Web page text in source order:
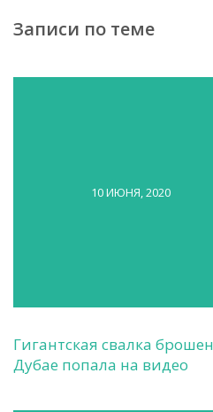
Записи по теме
10 ИЮНЯ, 2020
Гигантская свалка
Дубае попала на видео